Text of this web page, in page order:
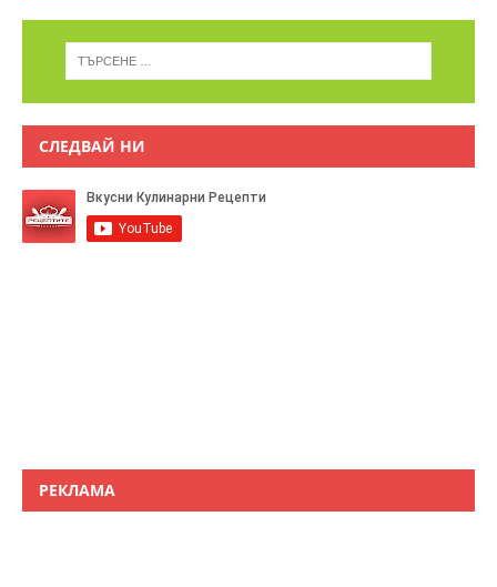
СЛЕДВАЙ НИ
РЕКЛАМА